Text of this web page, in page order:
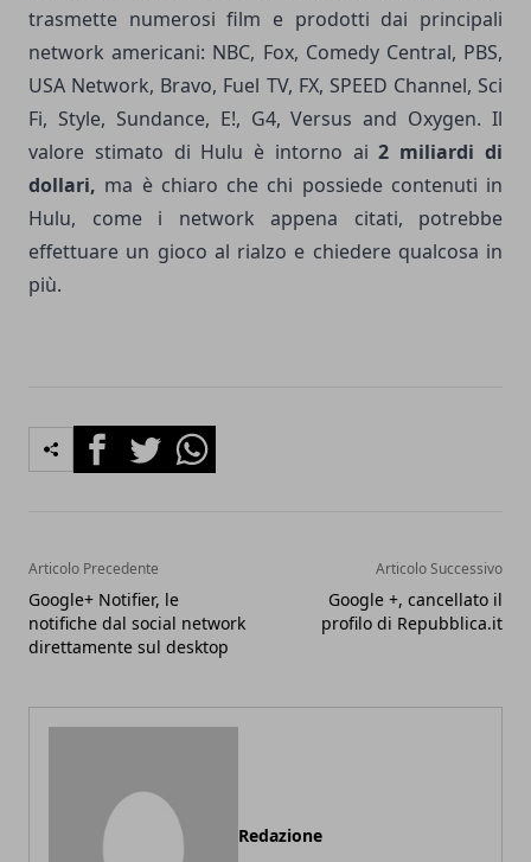
trasmette numerosi film e prodotti dai principali
network americani: NBC, Fox, Comedy Central, PBS,
USA Network, Bravo, Fuel TV, FX, SPEED Channel, Sci
Fi, Style, Sundance, E!, G4, Versus and Oxygen. Il
valore stimato di Hulu è intorno ai2 miliardi di
dollari, ma è chiaro che chi possiede contenuti in
Hulu, come i network appena citati, potrebbe
effettuare un gioco al rialzo e chiedere qualcosa in
più.
FacebookTwitterWhatsapp
Articolo Precedente
Google+ Notifier, le
notifiche dal social network
direttamente sul desktop
Articolo Successivo
Google +, cancellato il
profilo di Repubblica.it
Redazione